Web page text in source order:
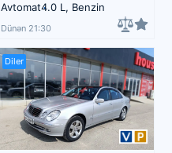
Avtomat4.0 L, Benzin
Dünən 21:30
Diler